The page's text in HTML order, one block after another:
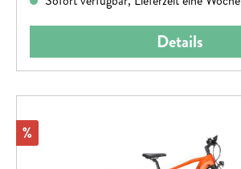
Details
Rabatt
%